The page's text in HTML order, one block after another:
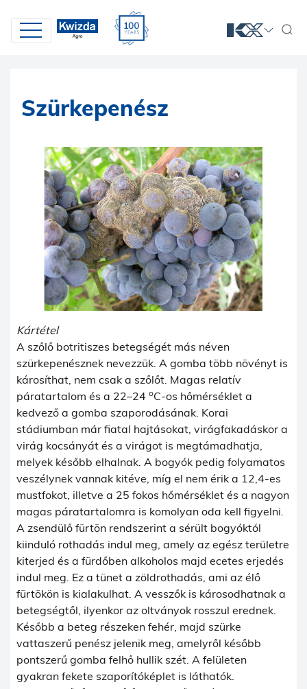
Szürkepenész
Kártétel
A szőlő botritiszes betegségét más néven
szürkepenésznek nevezzük. A gomba több növényt is
károsíthat, nem csak a szőlőt. Magas relatív
páratartalom és a 22–24 oC-os hőmérséklet a
kedvező a gomba szaporodásának. Korai
stádiumban már fiatal hajtásokat, virágfakadáskor a
virág kocsányát és a virágot is megtámadhatja,
melyek később elhalnak. A bogyók pedig folyamatos
veszélynek vannak kitéve, míg el nem érik a 12,4-es
mustfokot, illetve a 25 fokos hőmérséklet és a nagyon
magas páratartalomra is komolyan oda kell figyelni.
A zsendülő fürtön rendszerint a sérült bogyóktól
kiinduló rothadás indul meg, amely az egész területre
kiterjed és a fürdőben alkoholos majd ecetes erjedés
indul meg. Ez a tünet a zöldrothadás, ami az élő
fürtökön is kialakulhat. A vesszők is károsodhatnak a
betegségtől, ilyenkor az oltványok rosszul erednek.
Később a beteg részeken fehér, majd szürke
vattaszerű penész jelenik meg, amelyről később
pontszerű gomba felhő hullik szét. A felületen
gyakran fekete szaporítóképlet is láthatók.